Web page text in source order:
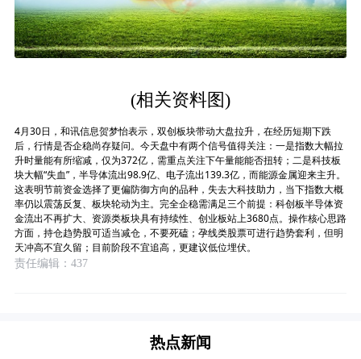
(相关资料图)
4月30日，和讯信息贺梦怡表示，双创板块带动大盘拉升，在经历短期下跌
后，行情是否企稳尚存疑问。今天盘中有两个信号值得关注：一是指数大幅拉
升时量能有所缩减，仅为372亿，需重点关注下午量能能否扭转；二是科技板
块大幅“失血”，半导体流出98.9亿、电子流出139.3亿，而能源金属迎来主升。
这表明节前资金选择了更偏防御方向的品种，失去大科技助力，当下指数大概
率仍以震荡反复、板块轮动为主。完全企稳需满足三个前提：科创板半导体资
金流出不再扩大、资源类板块具有持续性、创业板站上3680点。操作核心思路
方面，持仓趋势股可适当减仓，不要死磕；孕线类股票可进行趋势套利，但明
天冲高不宜久留；目前阶段不宜追高，更建议低位埋伏。
责任编辑：437
热点新闻